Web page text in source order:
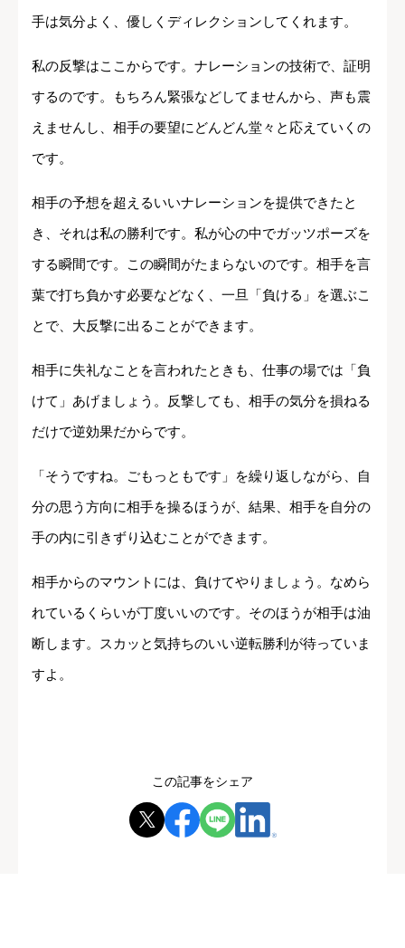
手は気分よく、優しくディレクションしてくれます。
私の反撃はここからです。ナレーションの技術で、証明
するのです。もちろん緊張などしてませんから、声も震
えませんし、相手の要望にどんどん堂々と応えていくの
です。
相手の予想を超えるいいナレーションを提供できたと
き、それは私の勝利です。私が心の中でガッツポーズを
する瞬間です。この瞬間がたまらないのです。相手を言
葉で打ち負かす必要などなく、一旦「負ける」を選ぶこ
とで、大反撃に出ることができます。
相手に失礼なことを言われたときも、仕事の場では「負
けて」あげましょう。反撃しても、相手の気分を損ねる
だけで逆効果だからです。
「そうですね。ごもっともです」を繰り返しながら、自
分の思う方向に相手を操るほうが、結果、相手を自分の
手の内に引きずり込むことができます。
相手からのマウントには、負けてやりましょう。なめら
れているくらいが丁度いいのです。そのほうが相手は油
断します。スカッと気持ちのいい逆転勝利が待っていま
すよ。
この記事をシェア